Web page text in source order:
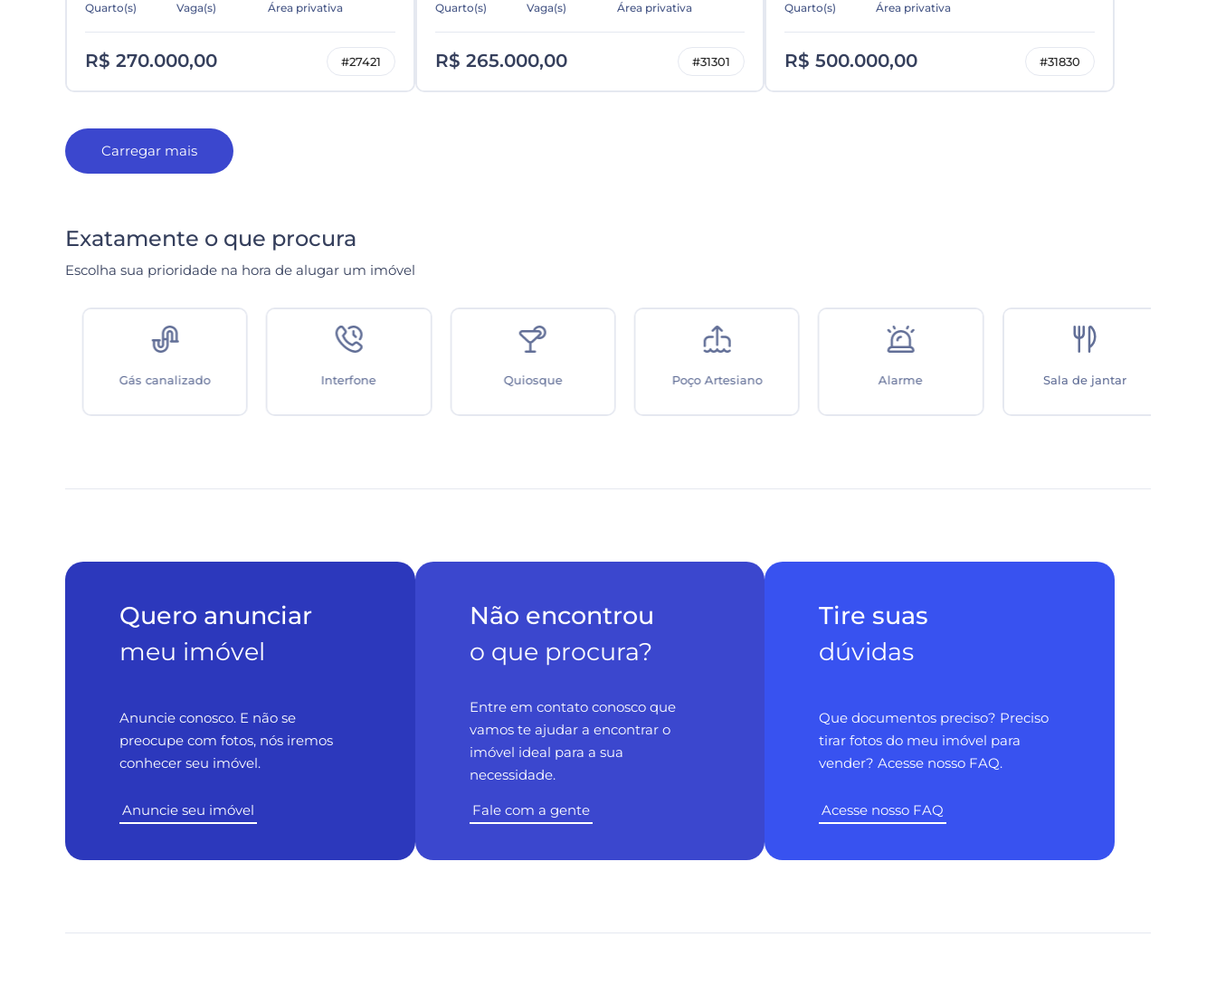
Quarto(s) Vaga(s) Área privativa
R$ 270.000,00 #27421
Quarto(s) Vaga(s) Área privativa
R$ 265.000,00 #31301
Quarto(s) Área privativa
R$ 500.000,00 #31830
Carregar mais
Exatamente o que procura
Escolha sua prioridade na hora de alugar um imóvel
Gás canalizado Interfone Quiosque Poço Artesiano Alarme Sala de jantar
Quero anunciar
meu imóvel
Anuncie conosco. E não se
preocupe com fotos, nós iremos
conhecer seu imóvel.
Anuncie seu imóvel
Não encontrou
o que procura?
Entre em contato conosco que
vamos te ajudar a encontrar o
imóvel ideal para a sua
necessidade.
Fale com a gente
Tire suas
dúvidas
Que documentos preciso? Preciso
tirar fotos do meu imóvel para
vender? Acesse nosso FAQ.
Acesse nosso FAQ